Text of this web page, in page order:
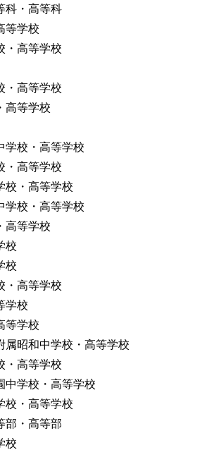
科・高等科
等学校
・高等学校
・高等学校
高等学校
学校・高等学校
・高等学校
校・高等学校
学校・高等学校
高等学校
校
校
・高等学校
学校
等学校
属昭和中学校・高等学校
・高等学校
中学校・高等学校
校・高等学校
部・高等部
校